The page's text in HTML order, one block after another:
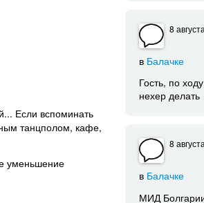
Если вспоминать
танцполом, кафе,
уменьшение
8
в Балачке
Гость, по
нехер делать
8
в Балачке
МИД